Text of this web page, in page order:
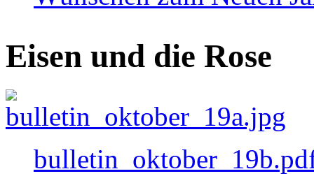
Eisen und die Rose